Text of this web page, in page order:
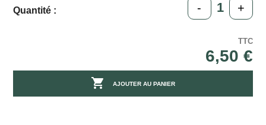
Quantité : - +
TTC
6,50 €
 AJOUTER AU PANIER